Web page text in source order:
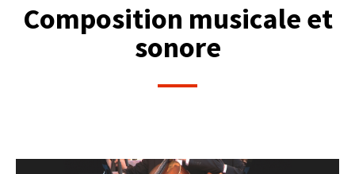
Composition musicale et
sonore